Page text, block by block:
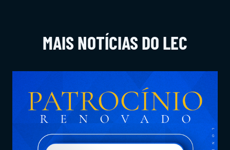
MAIS NOTÍCIAS DO LEC